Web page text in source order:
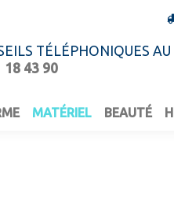
TÉLÉPHONIQUES AU
18 43 90
MATÉRIEL BEAUTÉ